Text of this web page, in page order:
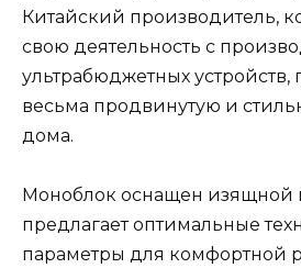
Китайский производитель,
свою деятельность с
ультрабюджетных устройств,
весьма продвинутую и
дома.
Моноблок оснащен изящной
предлагает оптимальные
параметры для комфортной